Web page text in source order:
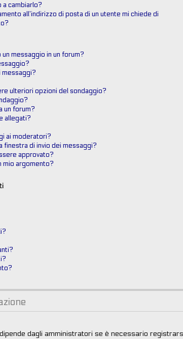
a cambiarlo?
all’indirizzo di posta di un utente mi chiede di
messaggio in un forum?
messaggi?
ulteriori opzioni del sondaggio?
un forum?
allegati?
ai moderatori?
finestra di invio dei messaggi?
approvato?
mio argomento?
dagli amministratori se è necessario